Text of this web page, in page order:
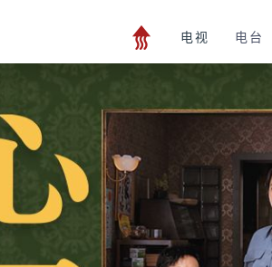
电视 电台